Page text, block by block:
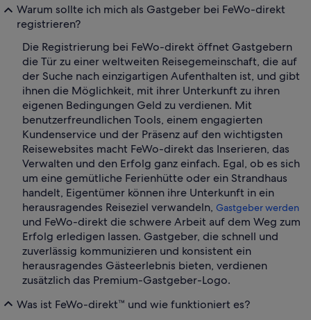
Warum sollte ich mich als Gastgeber bei FeWo-direkt
registrieren?
Die Registrierung bei FeWo-direkt öffnet Gastgebern
die Tür zu einer weltweiten Reisegemeinschaft, die auf
der Suche nach einzigartigen Aufenthalten ist, und gibt
ihnen die Möglichkeit, mit ihrer Unterkunft zu ihren
eigenen Bedingungen Geld zu verdienen. Mit
benutzerfreundlichen Tools, einem engagierten
Kundenservice und der Präsenz auf den wichtigsten
Reisewebsites macht FeWo-direkt das Inserieren, das
Verwalten und den Erfolg ganz einfach. Egal, ob es sich
um eine gemütliche Ferienhütte oder ein Strandhaus
handelt, Eigentümer können ihre Unterkunft in ein
herausragendes Reiseziel verwandeln, Gastgeber werden
und FeWo-direkt die schwere Arbeit auf dem Weg zum
Erfolg erledigen lassen. Gastgeber, die schnell und
zuverlässig kommunizieren und konsistent ein
herausragendes Gästeerlebnis bieten, verdienen
zusätzlich das Premium-Gastgeber-Logo.
Was ist FeWo-direkt™ und wie funktioniert es?